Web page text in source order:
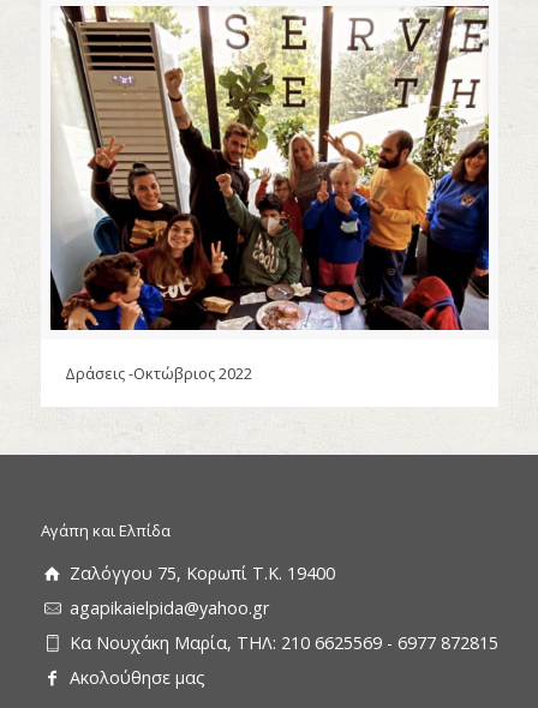
Δράσεις -Οκτώβριος 2022
Αγάπη και Ελπίδα
Ζαλόγγου 75, Κορωπί Τ.Κ. 19400
agapikaielpida@yahoo.gr
Κα Νουχάκη Μαρία, ΤΗΛ: 210 6625569 - 6977 872815
Ακολούθησε μας